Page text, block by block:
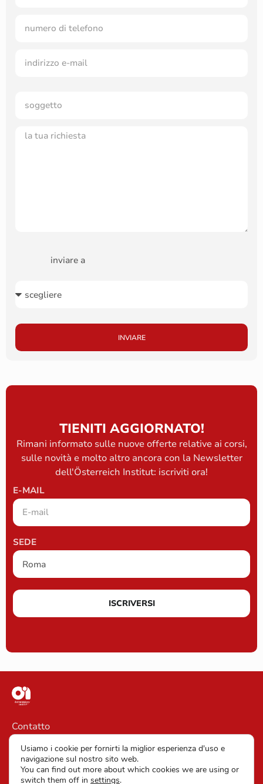
inviare a
INVIARE
TIENITI AGGIORNATO!
Rimani informato sulle nuove offerte relative ai corsi,
sulle novità e molto altro ancora con la Newsletter
dell'Österreich Institut: iscriviti ora!
E-MAIL
SEDE
ISCRIVERSI
Contatto
Informazioni legali
Clausole generali di contratto
Usiamo i cookie per fornirti la miglior esperienza d'uso e
navigazione sul nostro sito web.
You can find out more about which cookies we are using or
switch them off in settings.